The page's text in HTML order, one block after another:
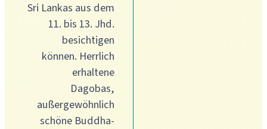
Sri Lankas aus dem
11. bis 13. Jhd.
besichtigen
können. Herrlich
erhaltene
Dagobas,
außergewöhnlich
schöne Buddha-